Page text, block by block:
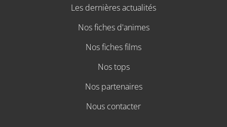
Les dernières actualités
Nos fiches d'animes
Nos fiches films
Nos tops
Nos partenaires
Nous contacter